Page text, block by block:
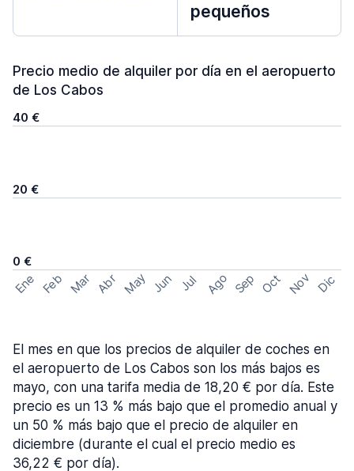
pequeños
Precio medio de alquiler por día en el aeropuerto
de Los Cabos
40 €
20 €
0 €
Ene Feb Mar Abr May Jun Jul Ago Sep Oct Nov Dic
El mes en que los precios de alquiler de coches en
el aeropuerto de Los Cabos son los más bajos es
mayo, con una tarifa media de 18,20 € por día. Este
precio es un 13 % más bajo que el promedio anual y
un 50 % más bajo que el precio de alquiler en
diciembre (durante el cual el precio medio es
36,22 € por día).